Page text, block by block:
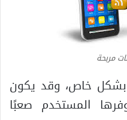
مربحة
بشكل خاص، وقد يكون
المستخدم صعبًا